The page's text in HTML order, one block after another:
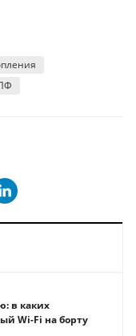
непросто:
в каких
Wi-Fi на борту